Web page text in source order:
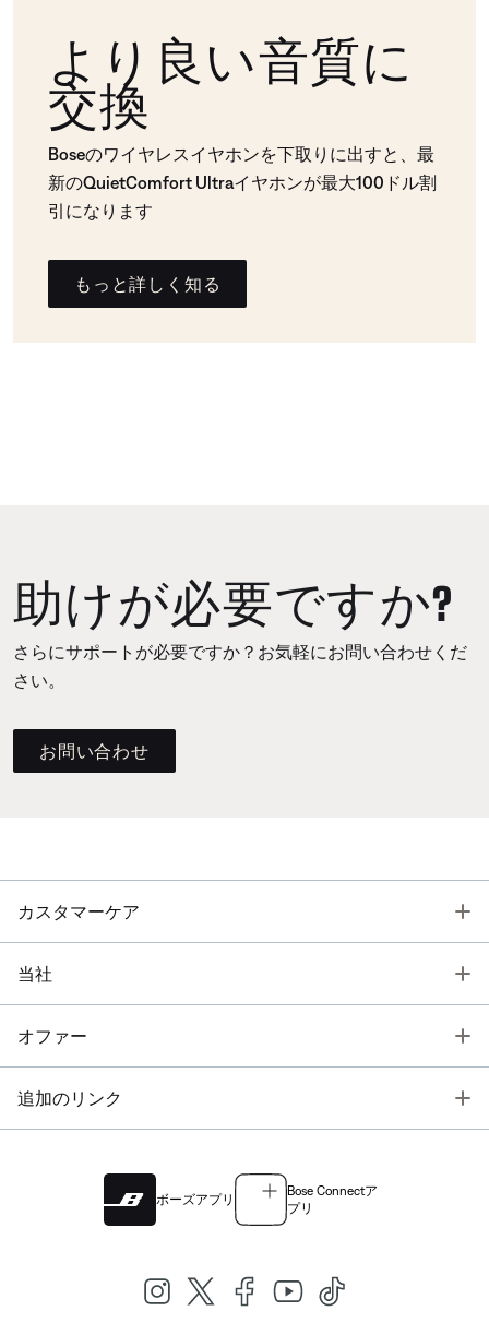
より良い音質に
交換
Boseのワイヤレスイヤホンを下取りに出すと、最
新のQuietComfort Ultraイヤホンが最大100ドル割
引になります
もっと詳しく知る
助けが必要ですか?
さらにサポートが必要ですか？お気軽にお問い合わせくだ
さい。
お問い合わせ
カスタマーケア
当社
オファー
追加のリンク
ボーズアプリ
Bose Connectア
プリ